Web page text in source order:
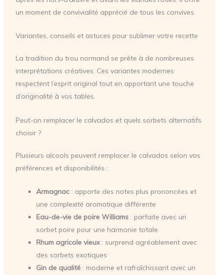
un moment de convivialité apprécié de tous les convives.
Variantes, conseils et astuces pour sublimer votre recette
La tradition du trou normand se prête à de nombreuses
interprétations créatives. Ces variantes modernes
respectent l’esprit original tout en apportant une touche
d’originalité à vos tables.
Peut-on remplacer le calvados et quels sorbets alternatifs
choisir ?
Plusieurs alcools peuvent remplacer le calvados selon vos
préférences et disponibilités :
Armagnac: apporte des notes plus prononcées et
une complexité aromatique différente
Eau-de-vie de poire Williams: parfaite avec un
sorbet poire pour une harmonie totale
Rhum agricole vieux: surprend agréablement avec
des sorbets exotiques
Gin de qualité: moderne et rafraîchissant avec un